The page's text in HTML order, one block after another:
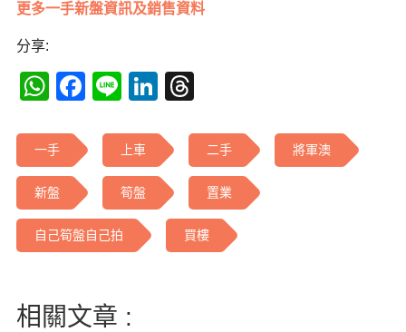
更多一手新盤資訊及銷售資料
分享:
WhatsApp
Facebook
LineLinkedIn
一手 上車 二手 將軍澳
新盤 筍盤 置業
自己筍盤自己拍 買樓
相關文章 :